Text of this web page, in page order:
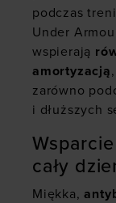
podczas
Under
wspierają
amortyzacją
zarówno
i dłuższych
cały
Miękka,